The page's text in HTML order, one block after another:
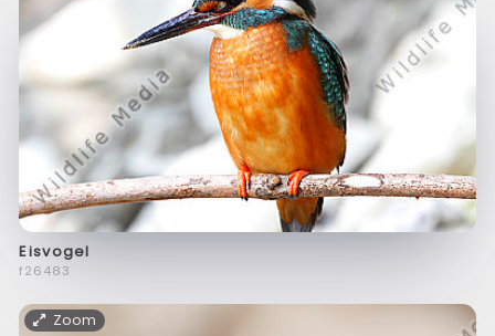
Eisvogel
f26483
Zoom